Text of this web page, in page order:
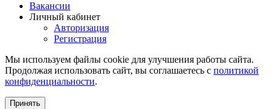
Вакансии
Личный кабинет
Авторизация
Регистрация
Мы используем файлы cookie для улучшения работы сайта.
Продолжая использовать сайт, вы соглашаетесь с политикой
конфиденциальности.
Принять